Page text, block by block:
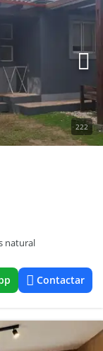
222
natural
Contactar